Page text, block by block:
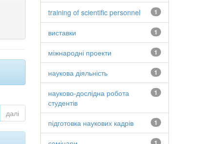
далі
1
training of scientific personnel
1
виставки
1
міжнародні проекти
1
наукова діяльність
1
науково-дослідна робота
студентів
1
підготовка наукових кадрів